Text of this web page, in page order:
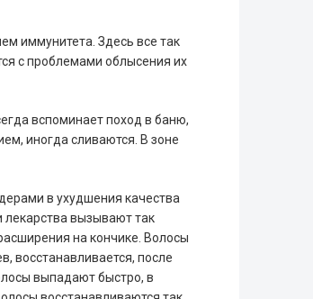
иммунитета. Здесь все так
с проблемами облысения их
вспоминает поход в баню,
иногда сливаются. В зоне
в ухудшения качества
вызывают так
на кончике. Волосы
восстанавливается, после
выпадают быстро, в